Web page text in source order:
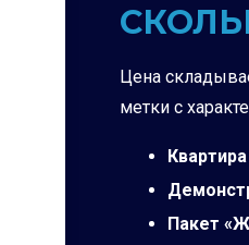
Цена
метки с
Пакет